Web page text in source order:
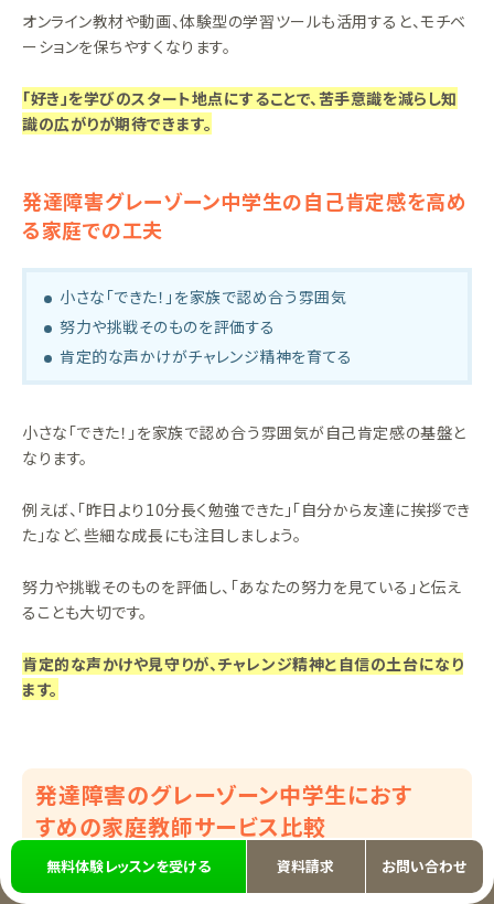
オンライン教材や動画、体験型の学習ツールも活用すると、モチベ
ーションを保ちやすくなります。
「好き」を学びのスタート地点にすることで、苦手意識を減らし知
識の広がりが期待できます。
発達障害グレーゾーン中学生の自己肯定感を高め
る家庭での工夫
小さな「できた！」を家族で認め合う雰囲気
努力や挑戦そのものを評価する
肯定的な声かけがチャレンジ精神を育てる
小さな「できた！」を家族で認め合う雰囲気が自己肯定感の基盤と
なります。
例えば、「昨日より10分長く勉強できた」「自分から友達に挨拶でき
た」など、些細な成長にも注目しましょう。
努力や挑戦そのものを評価し、「あなたの努力を見ている」と伝え
ることも大切です。
肯定的な声かけや見守りが、チャレンジ精神と自信の土台になり
ます。
発達障害のグレーゾーン中学生におす
すめの家庭教師サービス比較
無料体験レッスンを受ける 資料請求 お問い合わせ